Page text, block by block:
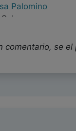
Palomino
comentario, se el